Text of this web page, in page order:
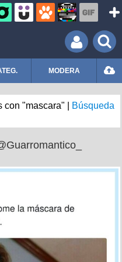
MODERA
con "mascara" |
Búsqueda